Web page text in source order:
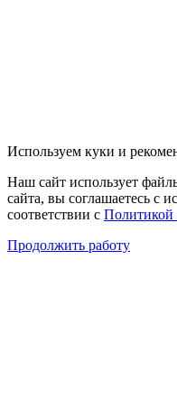
Используем куки и
Наш сайт использует
сайта, вы соглашаетесь с
соответствии с Политикой
Продолжить работу